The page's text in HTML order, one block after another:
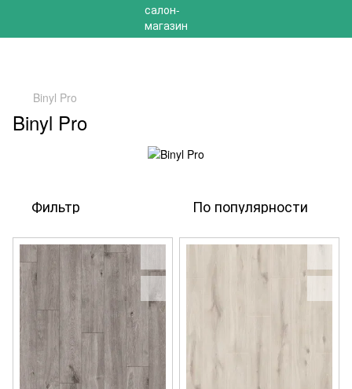
Binyl Pro
Binyl Pro
Фильтр По популярности